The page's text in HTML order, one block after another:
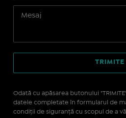
Odată cu apăsarea butonului
datele completate în formularul de
condiţii de siguranţă cu scopul de a